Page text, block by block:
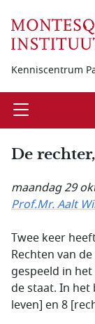
Kenniscentrum
Open
De
maandag 29
Prof.Mr. Aalt
Twee keer
Rechten van
gespeeld in
de staat. In
leven] en 8